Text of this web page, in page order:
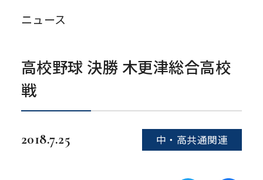
ニュース
高校野球 決勝 木更津総合高校
戦
2018.7.25 中・高共通関連